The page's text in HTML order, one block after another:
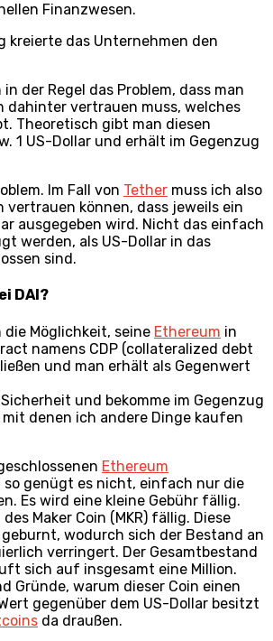
Finanzwesen.
kreierte das Unternehmen den
der Regel das Problem, dass man
dahinter vertrauen muss, welches
Theoretisch gibt man diesen
1 US-Dollar und erhält im Gegenzug
Im Fall von Tether muss ich also
vertrauen können, dass jeweils ein
ausgegeben wird. Nicht das einfach
werden, als US-Dollar in das
sind.
DAI?
die Möglichkeit, seine Ethereum in
namens CDP (collateralized debt
und man erhält als Gegenwert
und bekomme im Gegenzug
denen ich andere Dinge kaufen
Ethereum
so genügt es nicht, einfach nur die
Es wird eine kleine Gebühr fällig.
Maker Coin (MKR) fällig. Diese
wodurch sich der Bestand an
verringert. Der Gesamtbestand
sich auf insgesamt eine Million.
Gründe, warum dieser Coin einen
gegenüber dem US-Dollar besitzt
da draußen.